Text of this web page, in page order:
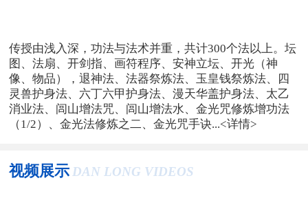
传授由浅入深，功法与法术并重，共计300个法以上。坛
图、法扇、开剑指、画符程序、安神立坛、开光（神
像、物品），退神法、法器祭炼法、玉皇钱祭炼法、四
灵兽护身法、六丁六甲护身法、漫天华盖护身法、太乙
消业法、闾山增法咒、闾山增法水、金光咒修炼增功法
（1/2）、金光法修炼之二、金光咒手诀...<详情>
视频展示 DAN LONG VIDEOS